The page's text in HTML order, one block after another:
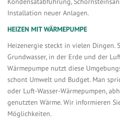
Installation neuer Anlagen.
HEIZEN MIT WÄRMEPUMPE
Heizenergie steckt in vielen Dingen.
Grundwasser, in der Erde und der
Wärmepumpe nutzt diese
schont Umwelt und Budget. Man
oder Luft-Wasser-Wärmepumpen,
genutzten Wärme. Wir informieren
Möglichkeiten.